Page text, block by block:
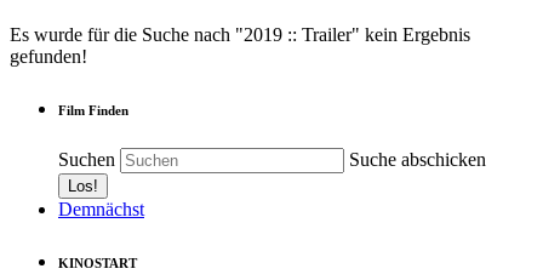
Es wurde für die Suche nach "2019 :: Trailer" kein Ergebnis
gefunden!
Film Finden
Suchen Suche abschicken
Demnächst
KINOSTART